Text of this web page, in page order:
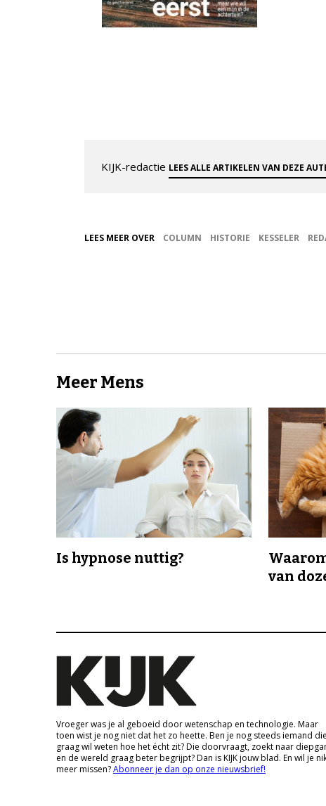
KIJK-redactie LEES ALLE ARTIKELEN VAN DEZE
LEES MEER OVER COLUMN HISTORIE KESSELER
Meer Mens
Is hypnose nuttig?
van
Vroeger was je al geboeid door wetenschap en technologie. Maar
toen wist je nog niet dat het zo heette. Ben je nog steeds iemand die
graag wil weten hoe het écht zit? Die doorvraagt, zoekt naar
en de wereld graag beter begrijpt? Dan is KIJK jouw blad. En wil je
meer missen?Abonneer je dan op onze nieuwsbrief!